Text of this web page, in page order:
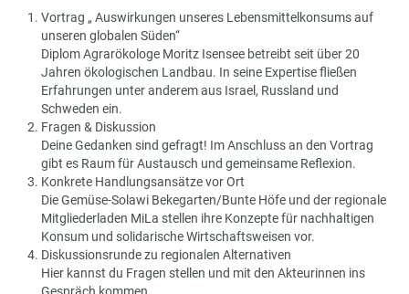
Vortrag „ Auswirkungen unseres Lebensmittelkonsums auf
unseren globalen Süden“
Diplom Agrarökologe Moritz Isensee betreibt seit über 20
Jahren ökologischen Landbau. In seine Expertise fließen
Erfahrungen unter anderem aus Israel, Russland und
Schweden ein.
Fragen & Diskussion
Deine Gedanken sind gefragt! Im Anschluss an den Vortrag
gibt es Raum für Austausch und gemeinsame Reflexion.
Konkrete Handlungsansätze vor Ort
Die Gemüse-Solawi Bekegarten/Bunte Höfe und der regionale
Mitgliederladen MiLa stellen ihre Konzepte für nachhaltigen
Konsum und solidarische Wirtschaftsweisen vor.
Diskussionsrunde zu regionalen Alternativen
Hier kannst du Fragen stellen und mit den Akteurinnen ins